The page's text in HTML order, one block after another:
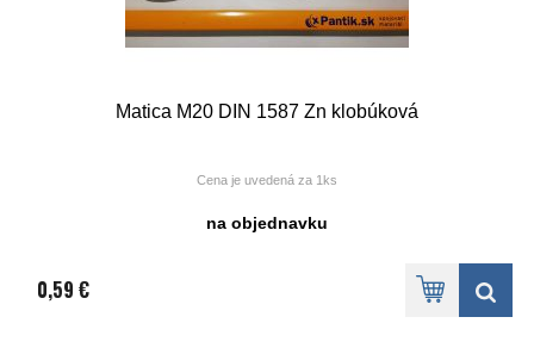
Matica M20 DIN 1587 Zn klobúková
Cena je uvedená za 1ks
na objednavku
0,59 €